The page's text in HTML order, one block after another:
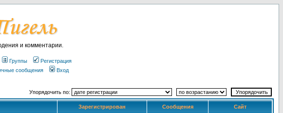
и комментарии.
Группы
Регистрация
сообщения Вход
Упорядочить по:
Зарегистрирован Сообщения Сайт